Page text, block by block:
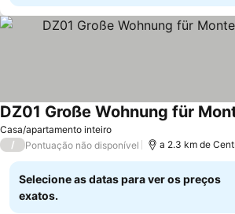
Casa/apartamento inteiro
Ver preços
/ Pontuação não disponível a 2.3 km de
Selecione as datas para ver os preços
exatos.